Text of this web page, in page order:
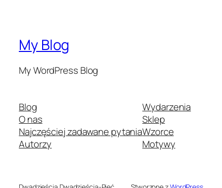
My Blog
My WordPress Blog
Blog
O nas
Najczęściej zadawane pytania
Autorzy
Wydarzenia
Sklep
Wzorce
Motywy